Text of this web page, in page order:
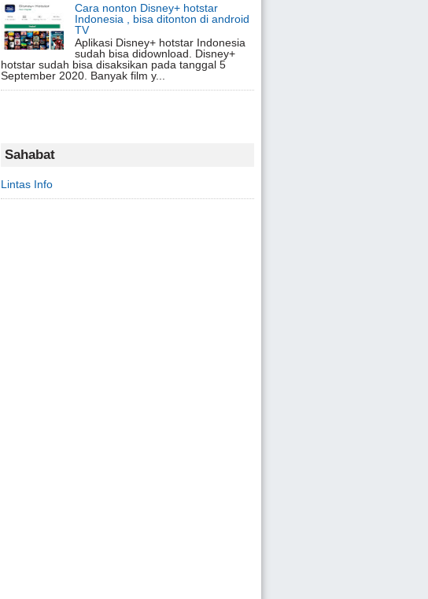
Cara nonton Disney+ hotstar
Indonesia , bisa ditonton di android
TV
Aplikasi Disney+ hotstar Indonesia
sudah bisa didownload. Disney+
hotstar sudah bisa disaksikan pada tanggal 5
September 2020. Banyak film y...
Sahabat
Lintas Info